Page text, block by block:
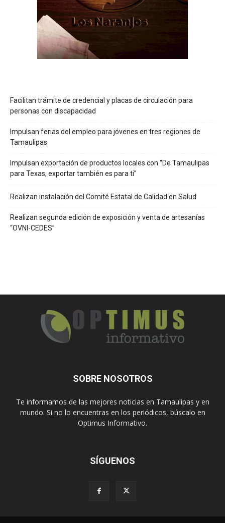
Facilitan trámite de credencial y placas de circulación para
personas con discapacidad
Impulsan ferias del empleo para jóvenes en tres regiones de
Tamaulipas
Impulsan exportación de productos locales con “De Tamaulipas
para Texas, exportar también es para ti”
Realizan instalación del Comité Estatal de Calidad en Salud
Realizan segunda edición de exposición y venta de artesanías
“OVNI-CEDES”
SOBRE NOSOTROS
Te informamos de las mejores noticias en Tamaulipas y en
mundo. Si no lo encuentras en los periódicos, búscalo en
Optimus Informativo.
SÍGUENOS